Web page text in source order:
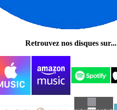
Retrouvez nos disques sur...